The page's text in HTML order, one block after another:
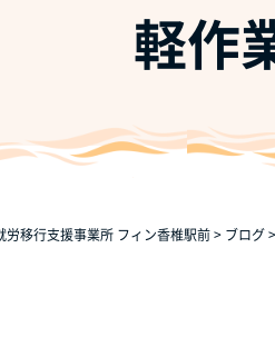
軽作
労移行支援事業所 フィン香椎駅前> ブログ>